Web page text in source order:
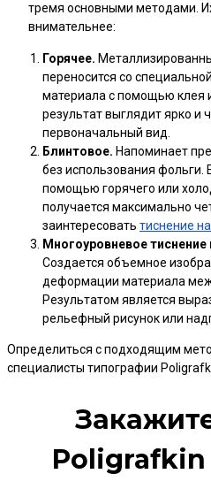
тремя основными методами.
внимательнее:
Горячее.
переносится со
материала с помощью клея
результат выглядит ярко и
первоначальный вид.
Блинтовое. Напоминает
без использования фольги.
помощью горячего или
получается максимально
заинтересовать тиснение
Многоуровневое
Создается объемное
деформации материала
Результатом является
рельефный рисунок или
Определиться с подходящим
специалисты типографии